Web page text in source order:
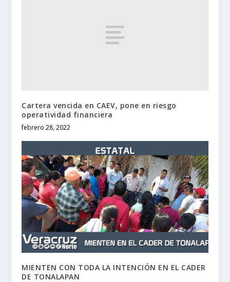
Cartera vencida en CAEV, pone en riesgo
operatividad financiera
febrero 28, 2022
MIENTEN CON TODA LA INTENCIÓN EN EL CADER
DE TONALAPAN